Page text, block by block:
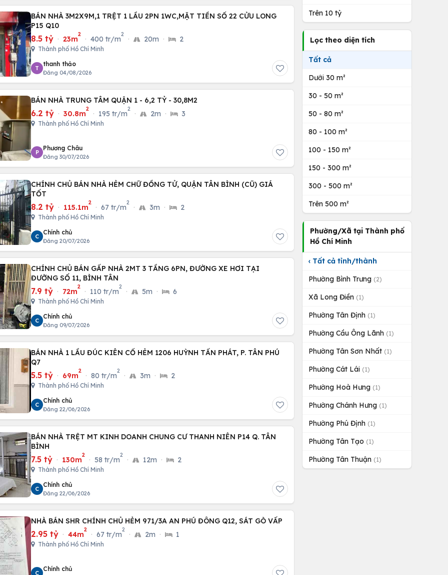
BÁN NHÀ 3M2X9M,1 TRỆT 1 LẦU 2PN 1WC,MẶT TIỀN SỐ 22 CỬU LONG
P15 Q10
8.5 tỷ · 23m
2
· 400 tr/m
2
· 20m · 2
Thành phố Hồ Chí Minh
T
thanh thảo
Đăng 04/08/2026
BÁN NHÀ TRUNG TÂM QUẬN 1 - 6,2 TỶ - 30,8M2
6.2 tỷ · 30.8m
2
· 195 tr/m
2
· 2m · 3
Thành phố Hồ Chí Minh
P
Phương Châu
Đăng 30/07/2026
CHÍNH CHỦ BÁN NHÀ HẺM CHỮ ĐỒNG TỬ, QUẬN TÂN BÌNH (CŨ) GIÁ
TỐT
8.2 tỷ · 115.1m
2
· 67 tr/m
2
· 3m · 2
Thành phố Hồ Chí Minh
C
Chính chủ
Đăng 20/07/2026
CHÍNH CHỦ BÁN GẤP NHÀ 2MT 3 TẦNG 6PN, ĐƯỜNG XE HƠI TẠI
ĐƯỜNG SỐ 11, BÌNH TÂN
7.9 tỷ · 72m
2
· 110 tr/m
2
· 5m · 6
Thành phố Hồ Chí Minh
C
Chính chủ
Đăng 09/07/2026
BÁN NHÀ 1 LẦU ĐÚC KIÊN CỐ HẺM 1206 HUỲNH TẤN PHÁT, P. TÂN PHÚ
Q7
5.5 tỷ · 69m
2
· 80 tr/m
2
· 3m · 2
Thành phố Hồ Chí Minh
C
Chính chủ
Đăng 22/06/2026
BÁN NHÀ TRỆT MT KINH DOANH CHUNG CƯ THANH NIÊN P14 Q. TÂN
BÌNH
7.5 tỷ · 130m
2
· 58 tr/m
2
· 12m · 2
Thành phố Hồ Chí Minh
C
Chính chủ
Đăng 22/06/2026
NHÀ BÁN SHR CHÍNH CHỦ HẺM 971/3A AN PHÚ ĐÔNG Q12, SÁT GÒ VẤP
2.95 tỷ · 44m
2
· 67 tr/m
2
· 2m · 1
Thành phố Hồ Chí Minh
C
Chính chủ
Trên 10 tỷ
Lọc theo diện tích
Tất cả
Dưới 30 m²
30 - 50 m²
50 - 80 m²
80 - 100 m²
100 - 150 m²
150 - 300 m²
300 - 500 m²
Trên 500 m²
Phường/Xã tại Thành phố
Hồ Chí Minh
‹ Tất cả tỉnh/thành
Phường Bình Trưng (2)
Xã Long Điền (1)
Phường Tân Định (1)
Phường Cầu Ông Lãnh (1)
Phường Tân Sơn Nhất (1)
Phường Cát Lái (1)
Phường Hoà Hưng (1)
Phường Chánh Hưng (1)
Phường Phú Định (1)
Phường Tân Tạo (1)
Phường Tân Thuận (1)